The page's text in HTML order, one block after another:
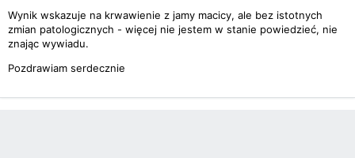
Wynik wskazuje na krwawienie z jamy macicy, ale bez istotnych
zmian patologicznych - więcej nie jestem w stanie powiedzieć, nie
znając wywiadu.
Pozdrawiam serdecznie